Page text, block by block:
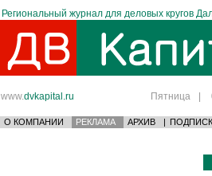
Региональный журнал для деловых кругов
www.dvkapital.ru Пятница |
О КОМПАНИИ РЕКЛАМА АРХИВ |